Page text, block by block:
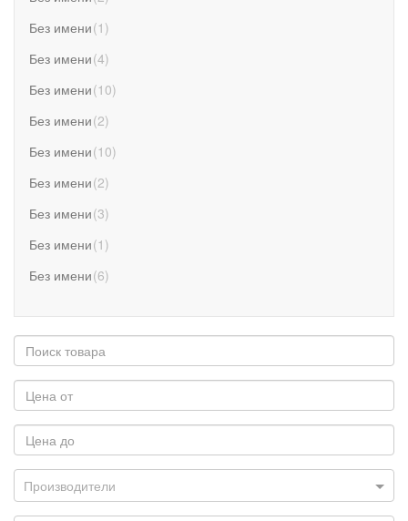
Без имени(1 )
Без имени(4)
Без имени(10)
Без имени(2)
Без имени(10)
Без имени(2)
Без имени(3)
Без имени(1 )
Без имени(6)
Производители